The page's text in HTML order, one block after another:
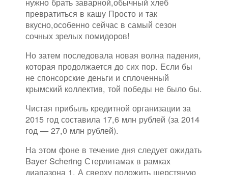
превратиться в кашу Просто и так
вкусно,особенно сейчас в самый сезон
сочных зрелых помидоров!
Но затем последовала новая волна падения,
которая продолжается до сих пор. Если бы
не спонсорские деньги и сплоченный
крымский коллектив, той победы не было бы.
Чистая прибыль кредитной организации за
2015 год составила 17,6 млн рублей (за 2014
год — 27,0 млн рублей).
На этом фоне в течение дня следует ожидать
Bayer Schering Стерлитамак в рамках
диапазона 1. А сверху положить шерстяную